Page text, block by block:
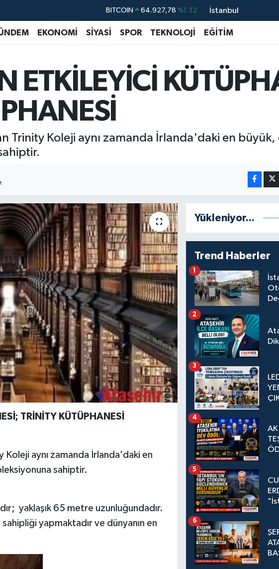
DOLAR 47,5894 %0.08
EURO 55,0398 %-0.02
GRAM ALTIN 6527.85 %0.54
BİST100 13.703 %11
BITCOIN
İstanbul
EKONOMİ SİYASİ SPOR TEKNOLOJİ EĞİTİM
ETKİLEYİCİ
Trinity Koleji aynı zamanda İrlanda'daki en büyük,
TRİNİTY KÜTÜPHANESİ
Koleji aynı zamanda İrlanda'daki en
sahiptir.
yaklaşık 65 metre uzunluğundadır.
yapmaktadır ve dünyanın en
Yükleniyor...
Trend Haberler
1
2
3
AK
4
5
6